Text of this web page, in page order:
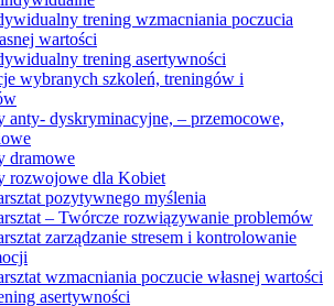
trening wzmacniania poczucia
wartości
trening asertywności
wybranych szkoleń, treningów i
anty- dyskryminacyjne, – przemocowe,
dramowe
rozwojowe dla Kobiet
pozytywnego myślenia
– Twórcze rozwiązywanie problemów
zarządzanie stresem i kontrolowanie
wzmacniania poczucie własnej wartości
asertywności